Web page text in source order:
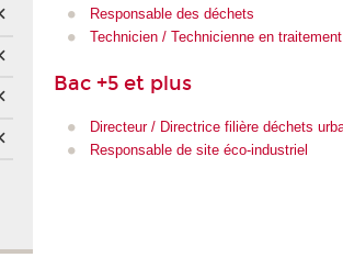
Responsable des déchets
Technicien / Technicienne en
Bac +5 et plus
Directeur / Directrice filière déchets
Responsable de site éco-industriel